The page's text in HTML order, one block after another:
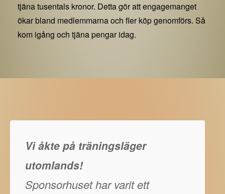
tjäna tusentals kronor. Detta gör att engagemanget
ökar bland medlemmarna och fler köp genomförs. Så
kom igång och tjäna pengar idag.
Vi åkte på träningsläger
utomlands!
Sponsorhuset har varit ett